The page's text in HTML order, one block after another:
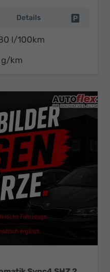
Details
l/100km
g/km